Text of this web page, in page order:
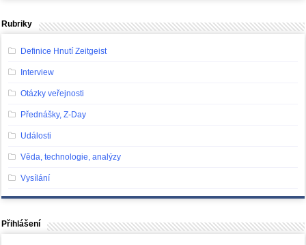
Rubriky
Definice Hnutí Zeitgeist
Interview
Otázky veřejnosti
Přednášky, Z-Day
Události
Věda, technologie, analýzy
Vysílání
Přihlášení